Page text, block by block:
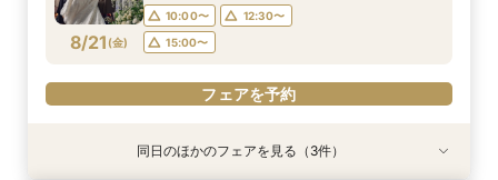
フェアを予約
フェアを予約
フェアを予約
フェアを予約
8/21 (金)
10:00〜
12:30〜
15:00〜
フェアを予約
特典あり
衣装試着 特典あり
衣装試着 特典あり
同日のほかのフェアを見る（3件）